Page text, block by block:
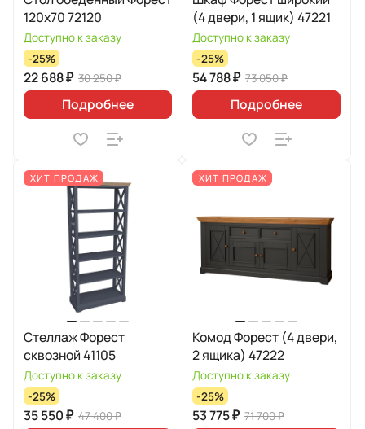
120х70 72120
Доступно к заказу
-25%
22 688 ₽ 30 250 ₽
Подробнее
(4 двери, 1 ящик) 47221
Доступно к заказу
-25%
54 788 ₽ 73 050 ₽
Подробнее
ХИТ ПРОДАЖ
Стеллаж Форест
сквозной 41105
Доступно к заказу
-25%
35 550 ₽ 47 400 ₽
ХИТ ПРОДАЖ
Комод Форест (4 двери,
2 ящика) 47222
Доступно к заказу
-25%
53 775 ₽ 71 700 ₽